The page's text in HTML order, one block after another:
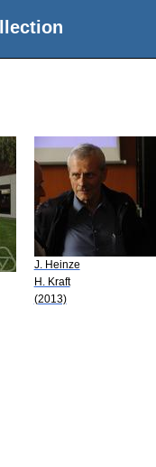
J. Heinze
H. Kraft
(2013)